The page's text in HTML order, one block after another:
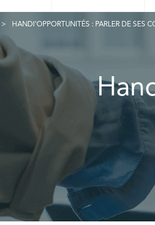
HANDI’OPPORTUNITÉS : PARLER DE SES